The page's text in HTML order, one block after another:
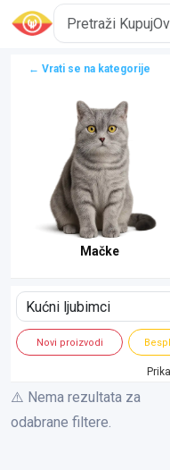
← Vrati se na kategorije
Mačke
Novi proizvodi
⚠️ Nema rezultata za
odabrane filtere.